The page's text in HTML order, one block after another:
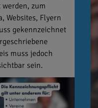
zum
Websites, Flyern
gekennzeichnet
muss jedoch
sein.